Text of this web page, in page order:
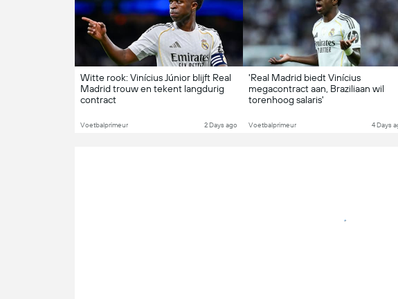
Witte rook: Vinícius Júnior blijft Real
Madrid trouw en tekent langdurig
contract
Voetbalprimeur 2 Days ago
'Real Madrid biedt Vinícius
megacontract aan, Braziliaan wil
torenhoog salaris'
Voetbalprimeur 4 Days